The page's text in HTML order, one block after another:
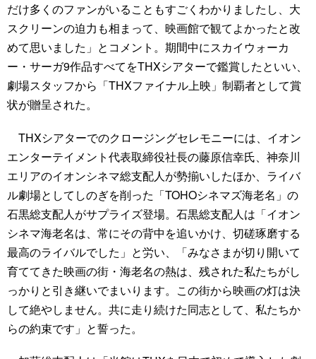
だけ多くのファンがいることもすごくわかりましたし、大
スクリーンの迫力も相まって、映画館で観てよかったと改
めて思いました」とコメント。期間中にスカイウォーカ
ー・サーガ9作品すべてをTHXシアターで鑑賞したといい、
劇場スタッフから「THXファイナル上映」制覇者として賞
状が贈呈された。
THXシアターでのクロージングセレモニーには、イオン
エンターテイメント代表取締役社長の藤原信幸氏、神奈川
エリアのイオンシネマ総支配人が勢揃いしたほか、ライバ
ル劇場としてしのぎを削った「TOHOシネマズ海老名」の
石黒総支配人がサプライズ登場。石黒総支配人は「イオン
シネマ海老名は、常にその背中を追いかけ、切磋琢磨する
最高のライバルでした」と労い、「みなさまが切り開いて
育ててきた映画の街・海老名の熱は、残された私たちがし
っかりと引き継いでまいります。この街から映画の灯は決
して絶やしません。共に走り続けた同志として、私たちか
らの約束です」と誓った。